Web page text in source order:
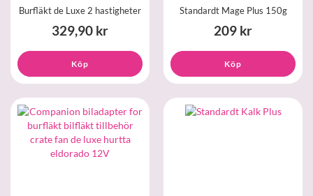
Burfläkt de Luxe 2 hastigheter
329,90 kr
Köp
Standardt Mage Plus 150g
209 kr
Köp